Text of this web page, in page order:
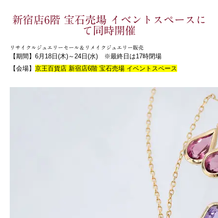
新宿店6階 宝石売場 イベントスペースに
て同時開催
リサイクルジュエリーセール＆リメイクジュエリー販売
【期間】6月18日(木)～24日(水) ※最終日は17時閉場
【会場】 京王百貨店 新宿店6階 宝石売場 イベントスペース